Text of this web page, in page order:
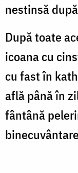
nestinsă
După toate
icoana cu
cu fast în
află până în
fântână